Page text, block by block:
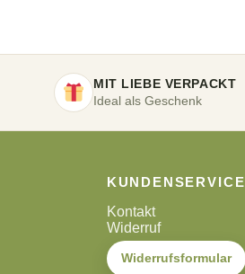
MIT LIEBE VERPACKT
Ideal als Geschenk
KUNDENSERVICE
Kontakt
Widerruf
Widerrufsformular